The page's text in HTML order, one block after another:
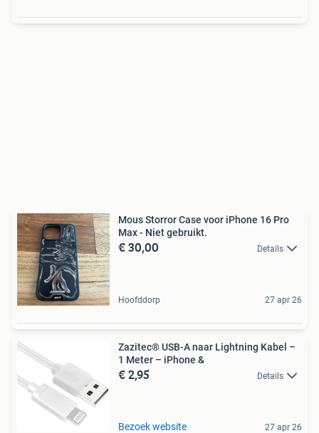
Mous Storror Case voor iPhone 16 Pro
Max - Niet gebruikt.
€ 30,00 Details
Hoofddorp 27 apr 26
Zazitec® USB-A naar Lightning Kabel –
1 Meter – iPhone &
€ 2,95 Details
Bezoek website 27 apr 26